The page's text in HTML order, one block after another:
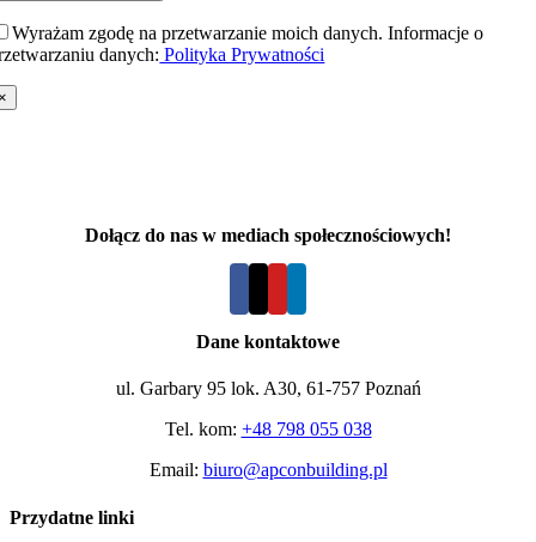
Wyrażam zgodę na przetwarzanie moich danych. Informacje o
danych: Polityka Prywatności
Dołącz do nas w mediach społecznościowych!
Dane kontaktowe
ul. Garbary 95 lok. A30, 61-757 Poznań
Tel. kom: +48 798 055 038
Email: biuro@apconbuilding.pl
Przydatne linki